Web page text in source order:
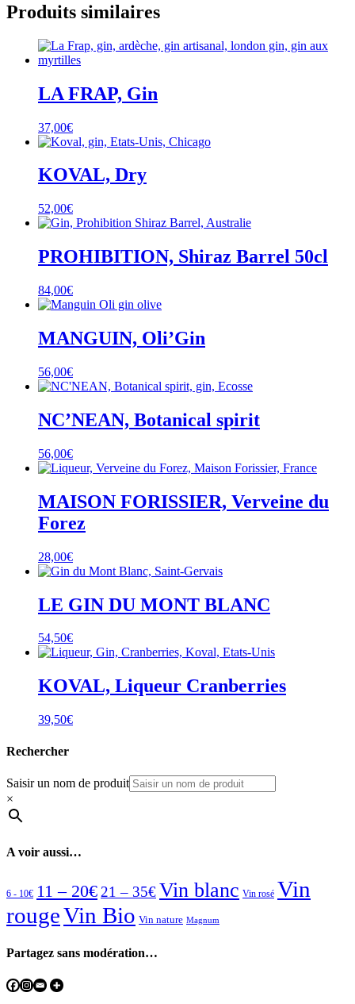
Produits similaires
LA FRAP, Gin
37,00€
KOVAL, Dry
52,00€
PROHIBITION, Shiraz Barrel 50cl
84,00€
MANGUIN, Oli’Gin
56,00€
NC’NEAN, Botanical spirit
56,00€
MAISON FORISSIER, Verveine du
Forez
28,00€
LE GIN DU MONT BLANC
54,50€
KOVAL, Liqueur Cranberries
39,50€
Rechercher
Saisir un nom de produit
×
A voir aussi…
6 - 10€ 11 – 20€21 – 35€Vin blanc Vin rosé Vin
rougeVin Bio Vin nature Magnum
Partagez sans modération…